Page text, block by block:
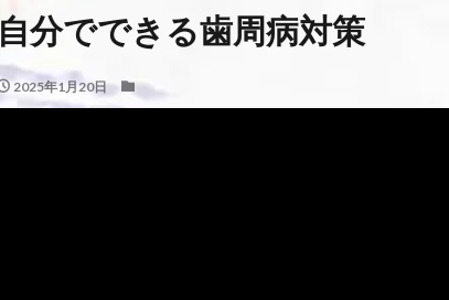
自分でできる歯周病対策
2025年1月20日